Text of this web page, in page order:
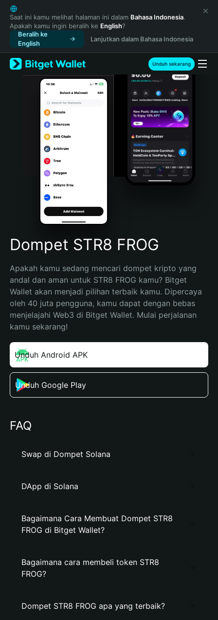
English
日本語
Tiếng Việt
Русский
Español (Latinoamérica)
Türkçe
Italiano
Português (Portugal)
Bahasa Indonesia
Português (Brasil)
Español (Argentina)
Saat ini kamu melihat halaman ini dalam Bahasa Indonesia.
Apakah kamu ingin beralih ke English?
Beralih ke
English
Lanjutkan dalam Bahasa Indonesia
Unduh sekarang
Dompet STR8 FROG
Apakah kamu sedang mencari dompet kripto yang
andal dan aman untuk STR8 FROG kamu? Bitget
Wallet akan menjadi pilihan terbaik kamu. Dipercaya
oleh 40 juta pengguna, kamu dapat dengan bebas
menjelajahi Web3 di Bitget Wallet. Mulai perjalanan
kamu sekarang!
Unduh Android APK
Unduh Google Play
FAQ
Swap di Dompet Solana
DApp di Solana
Bagaimana Cara Membuat Dompet STR8
FROG di Bitget Wallet?
Bagaimana cara membeli token STR8
FROG?
Dompet STR8 FROG apa yang terbaik?